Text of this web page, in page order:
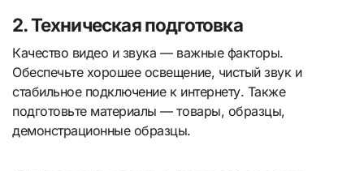
2. Техническая подготовка
Качество видео и звука — важные факторы.
Обеспечьте хорошее освещение, чистый звук и
стабильное подключение к интернету. Также
подготовьте материалы — товары, образцы,
демонстрационные образцы.